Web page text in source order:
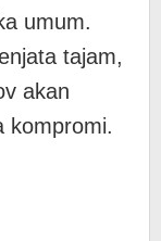
umum.
tajam,
akan
kompromi.